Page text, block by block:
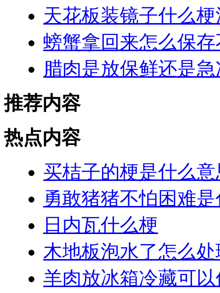
天花板装镜子什么
螃蟹拿回来怎么保
腊肉是放保鲜还是急
推荐内容
热点内容
买桔子的梗是什么意
勇敢猪猪不怕困难
日内瓦什么梗
木地板泡水了怎么处
羊肉放冰箱冷藏可